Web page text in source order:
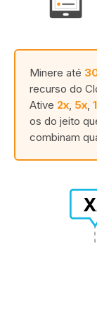
Minere até
recurso do
Ative 2x 5x
os do jeito
combinam